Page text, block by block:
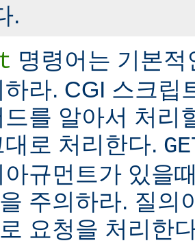
.
명령어는 기본
하라. CGI 스크립
드를 알아서 처리
로 처리한다.
아규먼트가 있을
주의하라. 질의
요청을 처리한